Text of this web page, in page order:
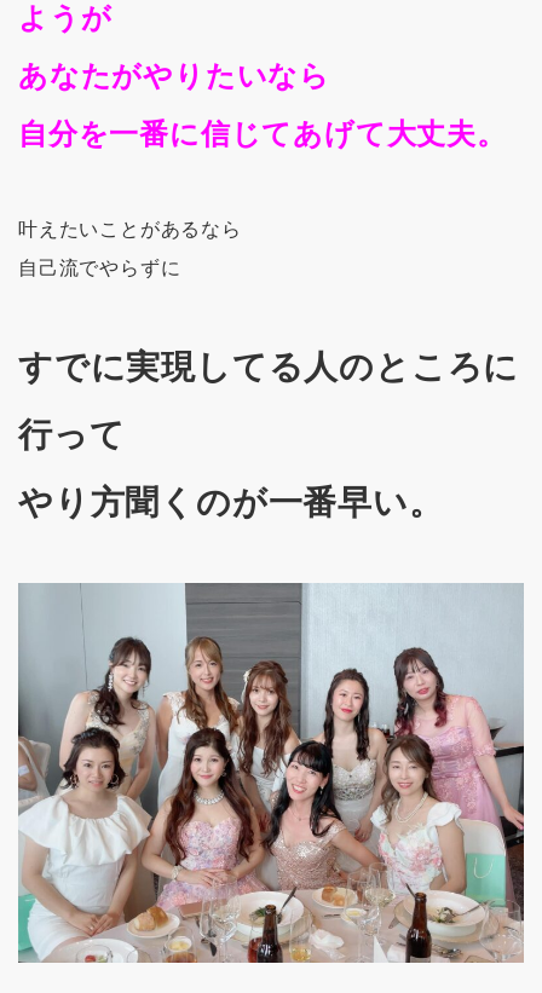
ようが
あなたがやりたいなら
自分を一番に信じてあげて大丈夫。
叶えたいことがあるなら
自己流でやらずに
すでに実現してる人のところに
行って
やり方聞くのが一番早い。